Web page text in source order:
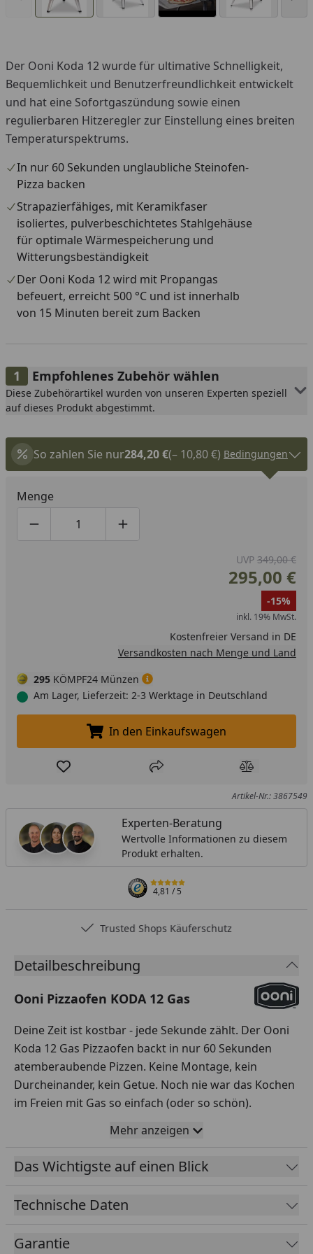
Der Ooni Koda 12 wurde für ultimative Schnelligkeit,
Bequemlichkeit und Benutzerfreundlichkeit entwickelt
und hat eine Sofortgaszündung sowie einen
regulierbaren Hitzeregler zur Einstellung eines breiten
Temperaturspektrums.
In nur 60 Sekunden unglaubliche Steinofen-
Pizza backen
Strapazierfähiges, mit Keramikfaser
isoliertes, pulverbeschichtetes Stahlgehäuse
für optimale Wärmespeicherung und
Witterungsbeständigkeit
Der Ooni Koda 12 wird mit Propangas
befeuert, erreicht 500 °C und ist innerhalb
von 15 Minuten bereit zum Backen
Empfohlenes Zubehör wählen
Diese Zubehörartikel wurden von unseren Experten speziell
auf dieses Produkt abgestimmt.
So zahlen Sie nur284,20 €(– 10,80 €) Bedingungen
Menge
Produktmenge um eins verringern
Produktmenge manuell eingeben
Produktmenge um eins erhöhen
UVP 349,00 €
295,00 €
-15%
inkl. 19% MwSt.
Kostenfreier Versand in DE
Versandkosten nach Menge und Land
295 KÖMPF24 Münzen
Am Lager, Lieferzeit: 2-3 Werktage in Deutschland
In den Einkaufswagen legen
In den Einkaufswagen
Produkt zur Wunschliste hinzufügen
Teilen Produkt
Artikel-Nr.: 3867549
Experten-Beratung
Wertvolle Informationen zu diesem
Produkt erhalten.
4,81/ 5
Trusted Shops Käuferschutz
Detailbeschreibung
Ooni Pizzaofen KODA 12 Gas
Deine Zeit ist kostbar - jede Sekunde zählt. Der Ooni
Koda 12 Gas Pizzaofen backt in nur 60 Sekunden
atemberaubende Pizzen. Keine Montage, kein
Durcheinander, kein Getue. Noch nie war das Kochen
im Freien mit Gas so einfach (oder so schön).
Den Gas Pizzaofen einfach nur aus der Verpackung
nehmen und anschließen - der super kompakte Ooni
Koda 12 ist in Sekundenschnelle einsatzbereit.
Pizzastein einlegen und an eine Gasflasche
Der Ooni Koda 12 Gas Pizzaofen mit sofortiger
Mehr anzeigen
Das Wichtigste auf einen Blick
Technische Daten
Garantie